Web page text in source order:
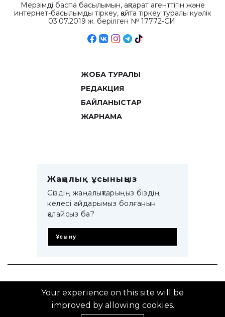
Мерзімді баспа басылымын, ақпарат агенттігін және
интернет-басылымды тіркеу, қайта тіркеу туралы куәлік
03.07.2019 ж. берілген № 17772-СИ.
ЖОБА ТУРАЛЫ
РЕДАКЦИЯ
БАЙЛАНЫСТАР
ЖАРНАМА
Жаңалық ұсыныңыз
Сіздің жаңалықтарыңыз біздің
келесі айдарымыз болғанын
қалайсыз ба?
Ұсыну
© 2014–2025 ZTB.KZ
Your experience on this site will be
improved by allowing cookies.